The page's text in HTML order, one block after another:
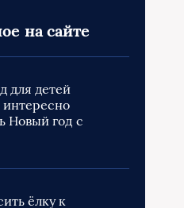
на сайте
для детей
интересно
Новый год с
ёлку к